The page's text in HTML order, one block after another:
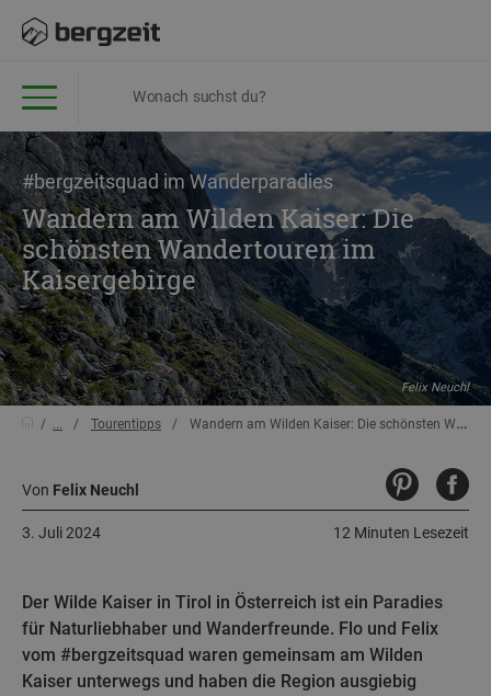
#bergzeitsquad im Wanderparadies
Wandern am Wilden Kaiser: Die
schönsten Wandertouren im
Kaisergebirge
Felix Neuchl
... Tourentipps Wandern am Wilden Kaiser: Die schönsten Wandertouren im Kaisergebirge
Von Felix Neuchl
12 Minuten Lesezeit
3. Juli 2024
Der Wilde Kaiser in Tirol in Österreich ist ein Paradies
für Naturliebhaber und Wanderfreunde. Flo und Felix
vom #bergzeitsquad waren gemeinsam am Wilden
Kaiser unterwegs und haben die Region ausgiebig